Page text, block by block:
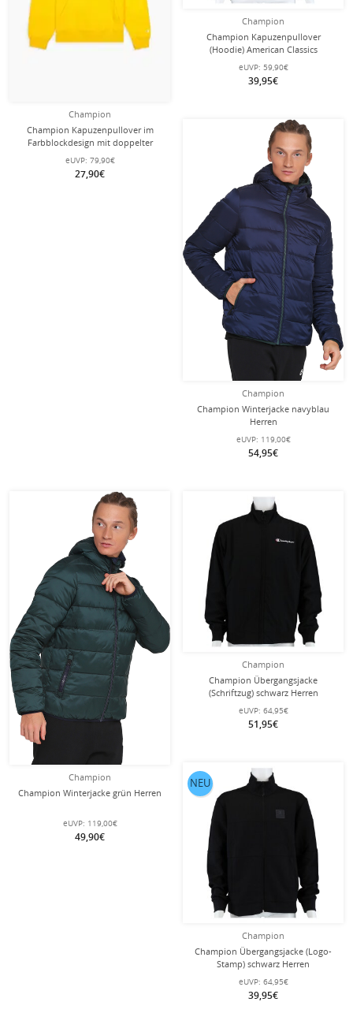
Champion
Champion Kapuzenpullover im
Farbblockdesign mit doppelter
eUVP: 79,90€
27,90€
Champion
Champion Kapuzenpullover
(Hoodie) American Classics
weiss/navyblau Herren
eUVP: 59,90€
39,95€
Champion
Champion Winterjacke navyblau
Herren
eUVP: 119,00€
54,95€
Champion
Champion Winterjacke grün Herren
eUVP: 119,00€
49,90€
Champion
Champion Übergangsjacke
(Schriftzug) schwarz Herren
eUVP: 64,95€
51,95€
Champion
Champion Übergangsjacke (Logo-
Stamp) schwarz Herren
eUVP: 64,95€
39,95€
NEU